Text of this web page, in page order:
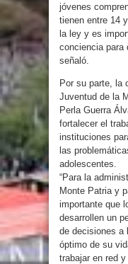
jóvenes
tienen entre 14
la ley y es
conciencia para
señaló.
Por su parte, la
Juventud de la
Perla Guerra
fortalecer el
instituciones
las
adolescentes.
“Para la
Monte Patria y
importante que
desarrollen un
de decisiones a
óptimo de su
trabajar en red